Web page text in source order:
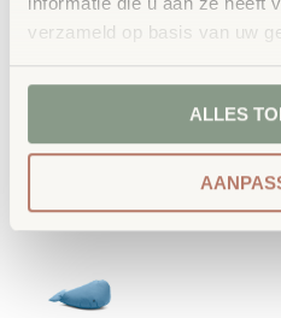
verzameld op basis van uw
ALLES